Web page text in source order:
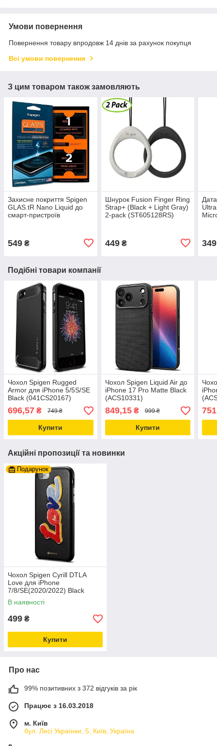
Умови повернення
Повернення товару впродовж 14 днів за рахунок покупця
Всі умови повернення
З цим товаром також замовляють
Захисне покриття Spigen
GLAS.tR Nano Liquid до
смарт-пристроїв
549 ₴
Шнурок Fusion Finger Ring
Strap+ (Black + Light Gray)
2-pack (ST605128RS)
449₴ 349
Подібні товари компанії
Чохол Spigen Rugged
Armor для iPhone 5/5S/SE
Black (041CS20167)
696,57 ₴ 749 ₴
Купити
Чохол Spigen Liquid Air до
iPhone 17 Pro Matte Black
(ACS10331)
849,15₴ 999 ₴
Купити
Акційні пропозиції та новинки
Подарунок
Чохол Spigen Cyrill DTLA
Love для iPhone
7/8/SE(2020/2022) Black
(054CS24799)
В наявності
499 ₴
Купити
Про нас
99% позитивних з 372 відгуків за рік
Працює з 16.03.2018
м. Київ
бул. Лесі Українки, 5, Київ, Україна